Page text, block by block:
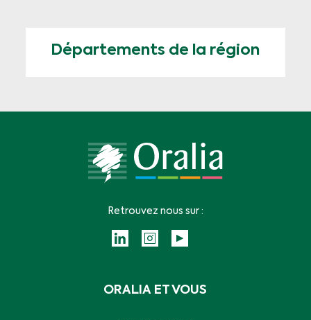
Départements de la région
ORALIA ET VOUS
Retrouvez nous sur :